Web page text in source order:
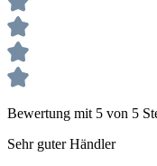
Bewertung mit 5 von 5
Sehr guter Händler